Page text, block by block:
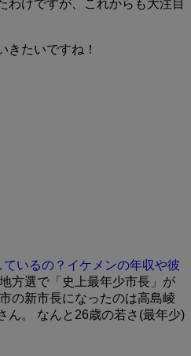
わけですが、これからも大注目
きたいですね！
いるの？イケメンの年収や彼
方選で「史上最年少市長」が
の新市長になったのは高島崚
ん。 なんと26歳の若さ(最年少)